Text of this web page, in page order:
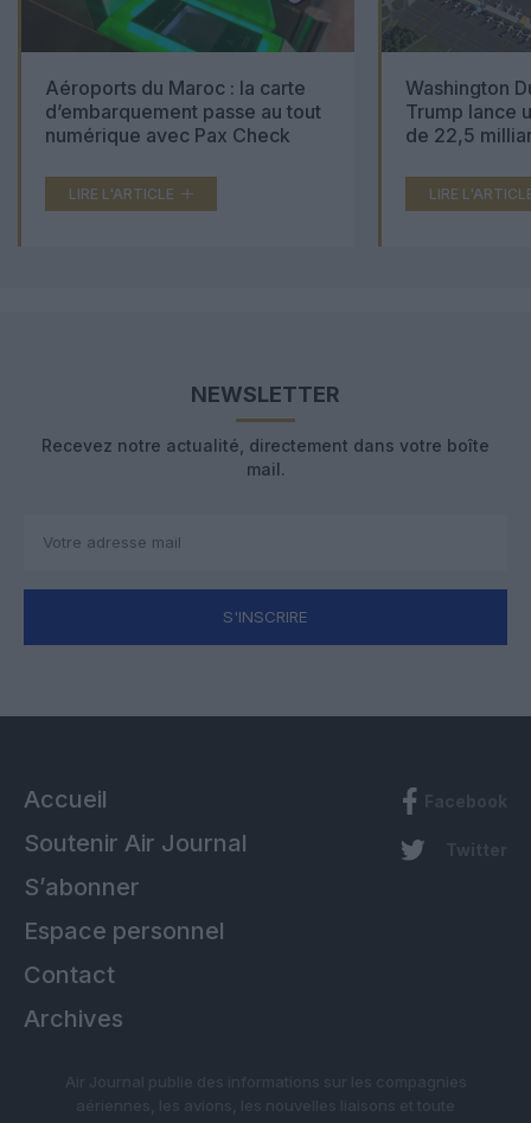
Aéroports du Maroc : la carte
d’embarquement passe au tout
numérique avec Pax Check
LIRE L'ARTICLE
Washington
Trump lance
de 22,5
LIRE
NEWSLETTER
Recevez notre actualité, directement dans votre boîte
mail.
S'INSCRIRE
Accueil
Soutenir Air Journal
S’abonner
Espace personnel
Contact
Archives